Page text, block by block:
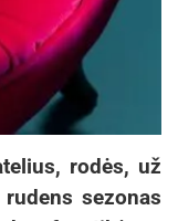
rodės, už
sezonas